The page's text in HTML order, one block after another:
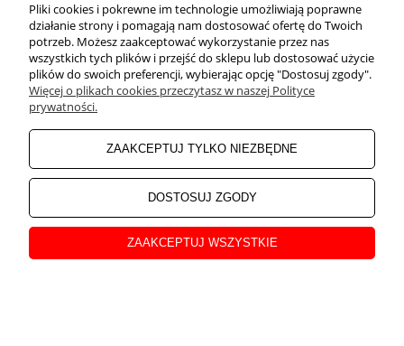
21 593,88 zł
Cena netto: 17 556,00 zł
150,00 zł
Cena netto:121,95 zł
Pliki cookies i pokrewne im technologie umożliwiają poprawne
działanie strony i pomagają nam dostosować ofertę do Twoich
potrzeb. Możesz zaakceptować wykorzystanie przez nas
wszystkich tych plików i przejść do sklepu lub dostosować użycie
plików do swoich preferencji, wybierając opcję "Dostosuj zgody".
Więcej o plikach cookies przeczytasz w naszej Polityce
prywatności.
ZAAKCEPTUJ TYLKO NIEZBĘDNE
DOSTOSUJ ZGODY
ZAAKCEPTUJ WSZYSTKIE